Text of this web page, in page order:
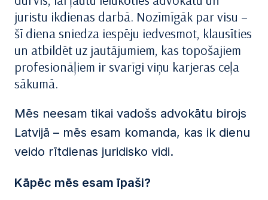
juristu ikdienas darbā. Nozīmīgāk par visu –
šī diena sniedza iespēju iedvesmot, klausīties
un atbildēt uz jautājumiem, kas topošajiem
profesionāļiem ir svarīgi viņu karjeras ceļa
sākumā.
Mēs neesam tikai vadošs advokātu birojs
Latvijā – mēs esam komanda, kas ik dienu
veido rītdienas juridisko vidi.
Kāpēc mēs esam īpaši?